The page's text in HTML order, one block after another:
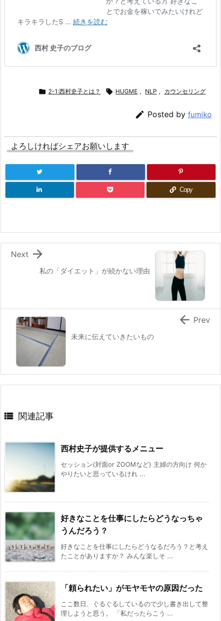
 2-1:西村史子とは？  HUGME , NLP , カウンセリング
 Posted by fumiko
よろしければシェアお願いします
Copy
私の「ダイエット」が続かない理由

Next
未来に伝えていきたいもの
 Prev
 関連記事
西村史子が提供するメニュー
セッション(対面or ZOOMなど) 主婦の方向け 何か
やりたいと思っているけれ ...
好きなことを仕事にしたらどうなっちゃ
うんだろう？
好きなことを仕事にしたらどうなるだろう？と考え
たことがありますか？ みんな楽しそ ...
「頼られたい」がモヤモヤの原因だった
ここ数日、ぐるぐるしているので少し書き出して整
理しようと思う。 「私だったらこう ...